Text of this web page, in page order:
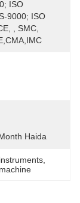
ISO
9000; ISO
, SMC,
Haida